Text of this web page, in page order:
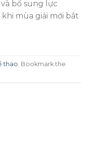
bổ sung lực
mùa giải mới bắt
thao . Bookmark the